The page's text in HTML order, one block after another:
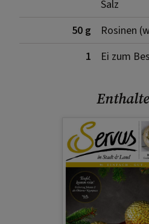
Salz
50 g
Rosinen
1
Ei zum